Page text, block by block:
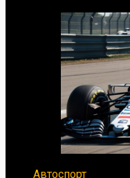
Автоспорт